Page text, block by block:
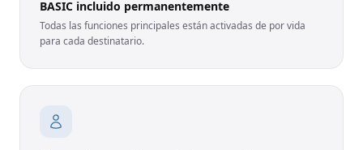
BASIC incluido permanentemente
Todas las funciones principales están activadas de por vida
para cada destinatario.